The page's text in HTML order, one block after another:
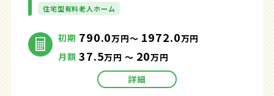
住宅型有料老人ホーム
初期 790.0万円～ 1972.0万円
月額 37.5万円 ～ 20万円
詳細